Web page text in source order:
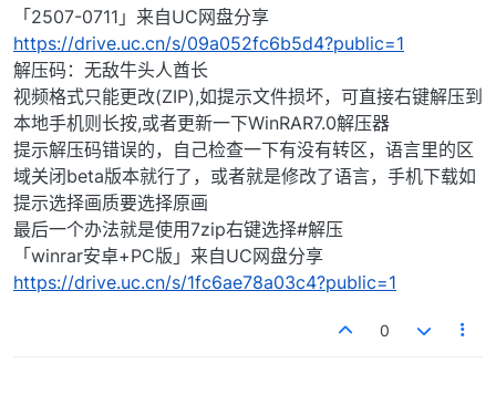
「2507-0711」来自UC网盘分享
https://drive.uc.cn/s/09a052fc6b5d4?public=1
解压码：无敌牛头人酋长
视频格式只能更改(ZIP),如提示文件损坏，可直接右键解压到
本地手机则长按,或者更新一下WinRAR7.0解压器
提示解压码错误的，自己检查一下有没有转区，语言里的区
域关闭beta版本就行了，或者就是修改了语言，手机下载如
提示选择画质要选择原画
最后一个办法就是使用7zip右键选择#解压
「winrar安卓+PC版」来自UC网盘分享
https://drive.uc.cn/s/1fc6ae78a03c4?public=1
0